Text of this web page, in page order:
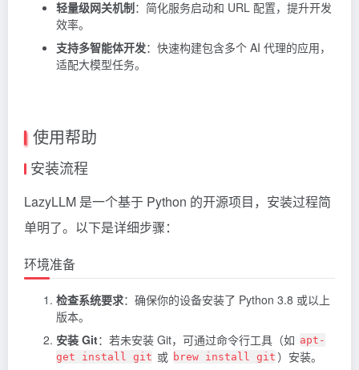
轻量级网关机制：简化服务启动和 URL 配置，提升开发
效率。
支持多智能体开发：快速构建包含多个 AI 代理的应用，
适配大模型任务。
使用帮助
安装流程
LazyLLM 是一个基于 Python 的开源项目，安装过程简
单明了。以下是详细步骤：
环境准备
检查系统要求：确保你的设备安装了 Python 3.8 或以上
版本。
安装 Git：若未安装 Git，可通过命令行工具（如 apt-
get install git 或 brew install git ）安装。